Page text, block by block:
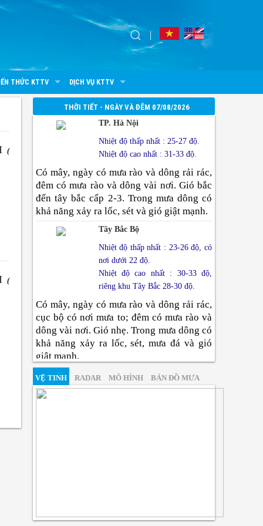
THỨC KTTV DỊCH VỤ KTTV
(
(
THỜI TIẾT - NGÀY VÀ ĐÊM 07/08/2026
TP. Hà Nội
Nhiệt độ thấp nhất : 25-27 độ.
Nhiệt độ cao nhất : 31-33 độ.
Có mây, ngày có mưa rào và dông rải rác,
đêm có mưa rào và dông vài nơi. Gió bắc
đến tây bắc cấp 2-3. Trong mưa dông có
khả năng xảy ra lốc, sét và gió giật mạnh.
Tây Bắc Bộ
Nhiệt độ thấp nhất : 23-26 độ, có
nơi dưới 22 độ.
Nhiệt độ cao nhất : 30-33 độ,
riêng khu Tây Bắc 28-30 độ.
Có mây, ngày có mưa rào và dông rải rác,
cục bộ có nơi mưa to; đêm có mưa rào và
dông vài nơi. Gió nhẹ. Trong mưa dông có
khả năng xảy ra lốc, sét, mưa đá và gió
giật mạnh.
Đông Bắc Bộ
VỆ TINH RADAR MÔ HÌNH BẢN ĐỒ MƯA